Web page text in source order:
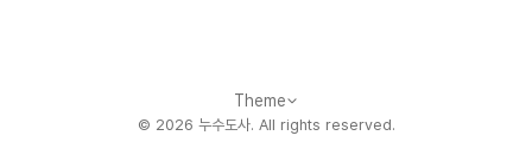
Theme
© 2026 누수도사. All rights reserved.